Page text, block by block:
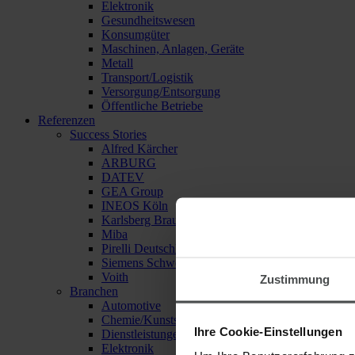
Zustimmung
Ihre Cookie-Einstellungen
Elektronik
Gesundheitswesen
Konsumgüter
Maschinen, Anlagen, Geräte
Metall
Transport/Logistik
Versorgung/Entsorgung
Öffentliche Betriebe
Referenzen
Success Stories
Alfred Kärcher
ARBURG
DATEV
GEA Group
INEOS Köln
Karlsberg Brauerei
Miba
Pirelli Deutschland
Siemens Schweiz
Voith
Branchen
Automotive
Chemie/Kunststoffe
Dienstleistungen
Elektronik